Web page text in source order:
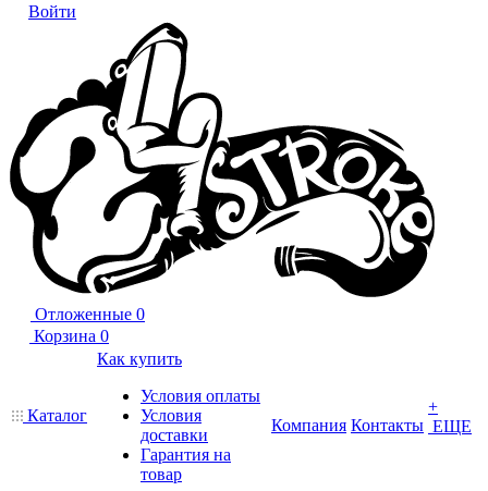
Войти
Отложенные 0
Корзина 0
Каталог
Как купить
Условия оплаты
Условия
доставки
Гарантия на
товар
Компания Контакты
+
ЕЩЕ